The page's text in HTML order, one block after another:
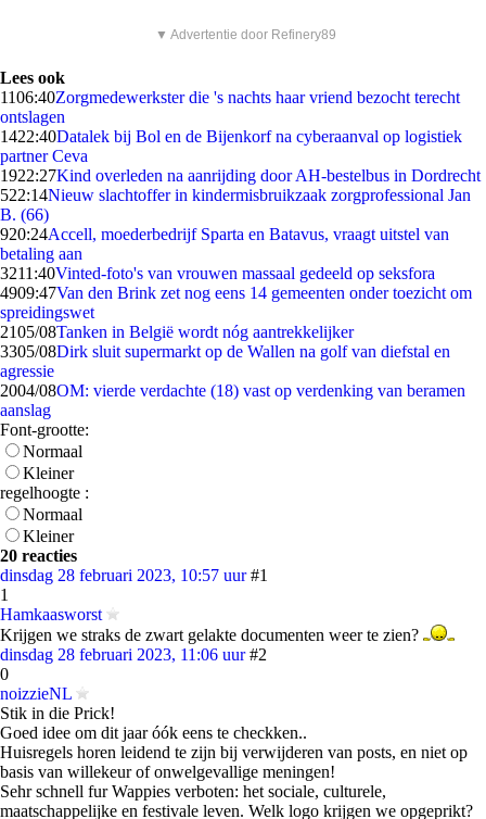
▼ Advertentie door Refinery89
Lees ook
1106:40Zorgmedewerkster die 's nachts haar vriend bezocht terecht
ontslagen
1422:40Datalek bij Bol en de Bijenkorf na cyberaanval op logistiek
partner Ceva
1922:27Kind overleden na aanrijding door AH-bestelbus in Dordrecht
522:14Nieuw slachtoffer in kindermisbruikzaak zorgprofessional Jan
B. (66)
920:24Accell, moederbedrijf Sparta en Batavus, vraagt uitstel van
betaling aan
3211:40Vinted-foto's van vrouwen massaal gedeeld op seksfora
4909:47Van den Brink zet nog eens 14 gemeenten onder toezicht om
spreidingswet
2105/08Tanken in België wordt nóg aantrekkelijker
3305/08Dirk sluit supermarkt op de Wallen na golf van diefstal en
agressie
2004/08OM: vierde verdachte (18) vast op verdenking van beramen
aanslag
Font-grootte:
Normaal
Kleiner
regelhoogte :
Normaal
Kleiner
20 reacties
dinsdag 28 februari 2023, 10:57 uur #1
1
Hamkaasworst
Krijgen we straks de zwart gelakte documenten weer te zien?
dinsdag 28 februari 2023, 11:06 uur #2
0
noizzieNL
Stik in die Prick!
Goed idee om dit jaar óók eens te checkken..
Huisregels horen leidend te zijn bij verwijderen van posts, en niet op
basis van willekeur of onwelgevallige meningen!
Sehr schnell fur Wappies verboten: het sociale, culturele,
maatschappelijke en festivale leven. Welk logo krijgen we opgeprikt?